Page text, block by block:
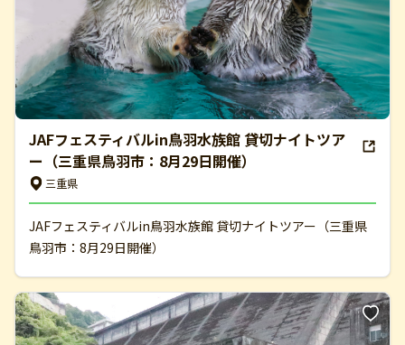
JAFフェスティバルin鳥羽水族館 貸切ナイトツア
ー（三重県鳥羽市：8月29日開催）
三重県
JAFフェスティバルin鳥羽水族館 貸切ナイトツアー（三重県
鳥羽市：8月29日開催）